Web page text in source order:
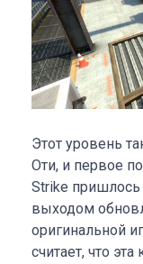
Этот уровень
Оти, и первое
Strike пришлось
выходом
оригинальной
считает, что